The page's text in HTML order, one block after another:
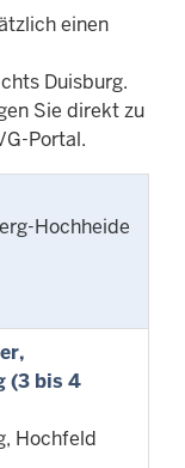
einen
Duisburg.
Sie direkt zu
Portal.
Hochheide
(3 bis 4
Hochfeld